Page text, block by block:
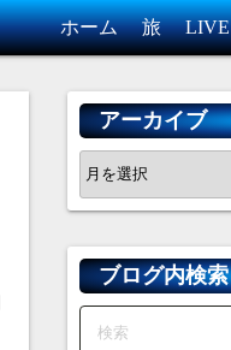
ホーム 旅 LIVE
アーカイブ
ア
ー
イ
ブ
ブログ内検索